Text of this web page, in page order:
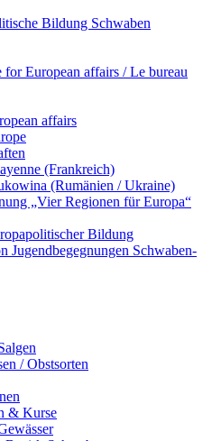
Bildung Schwaben
European affairs / Le bureau
affairs
(Frankreich)
(Rumänien / Ukraine)
„Vier Regionen für Europa“
Bildung
Jugendbegegnungen Schwaben-
/ Obstsorten
& Kurse